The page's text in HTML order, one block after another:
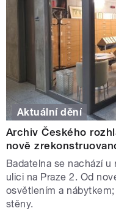
Aktuální dění
Archiv Českého
nově
Badatelna se nachází
ulici na Praze 2. Od
osvětlením a
stěny.